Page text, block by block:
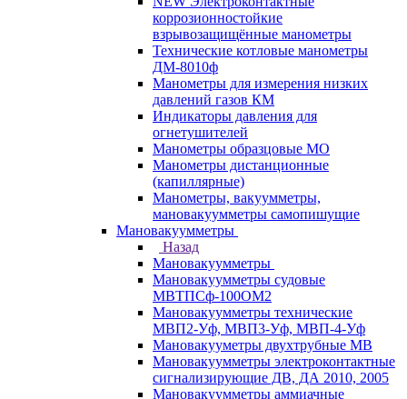
коррозионностойкие
взрывозащищённые манометры
Технические котловые манометры
ДМ-8010ф
Манометры для измерения низких
давлений газов КМ
Индикаторы давления для
огнетушителей
Манометры образцовые МО
Манометры дистанционные
(капиллярные)
Манометры, вакуумметры,
мановакуумметры самопишущие
Мановакуумметры
Назад
Мановакуумметры
Мановакуумметры судовые
МВТПСф-100ОМ2
Мановакуумметры технические
МВП2-Уф, МВП3-Уф, МВП-4-Уф
Мановакууметры двухтрубные МВ
Мановакуумметры электроконтактные
сигнализирующие ДВ, ДА 2010, 2005
Мановакуумметры аммиачные